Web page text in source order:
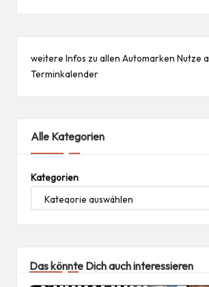
weitere Infos zu allen Automarken Nutze
Terminkalender
Alle Kategorien
Kategorien
Das könnte Dich auch interessieren